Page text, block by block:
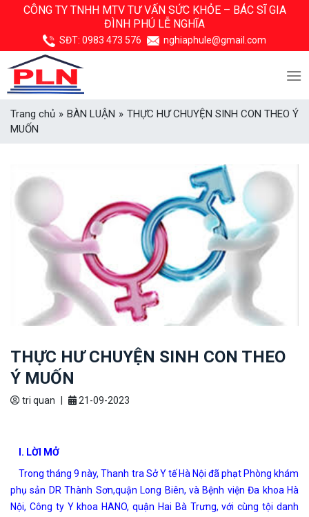
CÔNG TY TNHH MTV TƯ VẤN SỨC KHỎE – BÁC SĨ GIA
ĐÌNH PHÚ LỄ NGHĨA
SĐT: 0983 473 576 nghiaphule@gmail.com
Trang chủ » BÀN LUẬN » THỰC HƯ CHUYỆN SINH CON THEO Ý
MUỐN
THỰC HƯ CHUYỆN SINH CON THEO
Ý MUỐN
tri quan 21-09-2023
I. LỜI MỞ
Trong tháng 9 này, Thanh tra Sở Y tế Hà Nội đã phạt Phòng khám
phụ sản DR Thành Sơn,quận Long Biên, và Bệnh viện Đa khoa Hà
Nội, Công ty Y khoa HANO, quận Hai Bà Trưng, với cùng tội danh